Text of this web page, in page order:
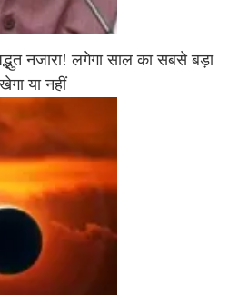
नजारा! लगेगा साल का सबसे बड़ा
या नहीं